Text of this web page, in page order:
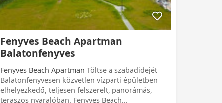
Fenyves Beach Apartman
Balatonfenyves
Fenyves Beach Apartman
Balatonfenyvesen közvetlen vízparti épületben
elhelyezkedő, teljesen felszerelt, panorámás,
teraszos nyaralóban. Fenyves Beach...